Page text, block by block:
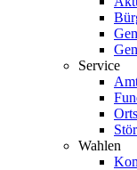
Service
Wahlen